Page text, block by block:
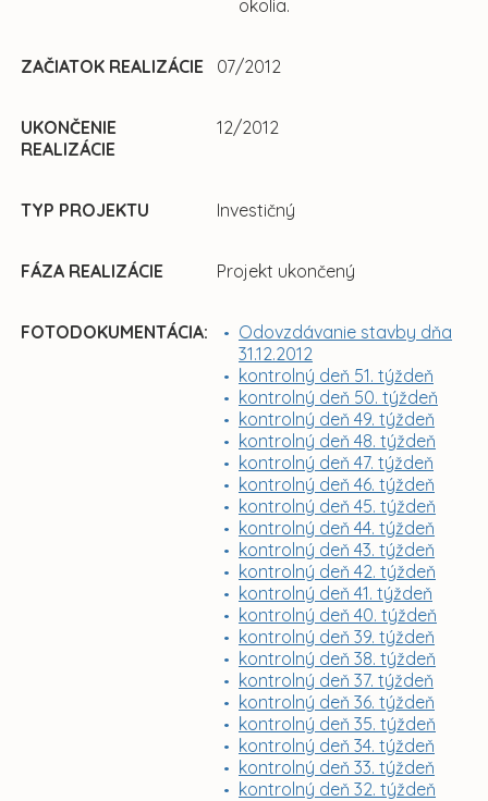
okolia.
ZAČIATOK REALIZÁCIE 07/2012
UKONČENIE
REALIZÁCIE
12/2012
TYP PROJEKTU Investičný
FÁZA REALIZÁCIE Projekt ukončený
FOTODOKUMENTÁCIA:
Odovzdávanie stavby dňa
31.12.2012
kontrolný deň 51. týždeň
kontrolný deň 50. týždeň
kontrolný deň 49. týždeň
kontrolný deň 48. týždeň
kontrolný deň 47. týždeň
kontrolný deň 46. týždeň
kontrolný deň 45. týždeň
kontrolný deň 44. týždeň
kontrolný deň 43. týždeň
kontrolný deň 42. týždeň
kontrolný deň 41. týždeň
kontrolný deň 40. týždeň
kontrolný deň 39. týždeň
kontrolný deň 38. týždeň
kontrolný deň 37. týždeň
kontrolný deň 36. týždeň
kontrolný deň 35. týždeň
kontrolný deň 34. týždeň
kontrolný deň 33. týždeň
kontrolný deň 32. týždeň